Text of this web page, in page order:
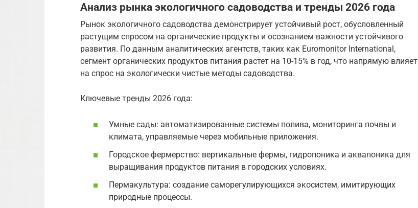
Анализ рынка экологичного садоводства и тренды 2026 года
Рынок экологичного садоводства демонстрирует устойчивый рост, обусловленный
растущим спросом на органические продукты и осознанием важности устойчивого
развития. По данным аналитических агентств, таких как Euromonitor International,
сегмент органических продуктов питания растет на 10-15% в год, что напрямую влияет
на спрос на экологически чистые методы садоводства.
Ключевые тренды 2026 года:
Умные сады: автоматизированные системы полива, мониторинга почвы и
климата, управляемые через мобильные приложения.
Городское фермерство: вертикальные фермы, гидропоника и аквапоника для
выращивания продуктов питания в городских условиях.
Пермакультура: создание саморегулирующихся экосистем, имитирующих
природные процессы.